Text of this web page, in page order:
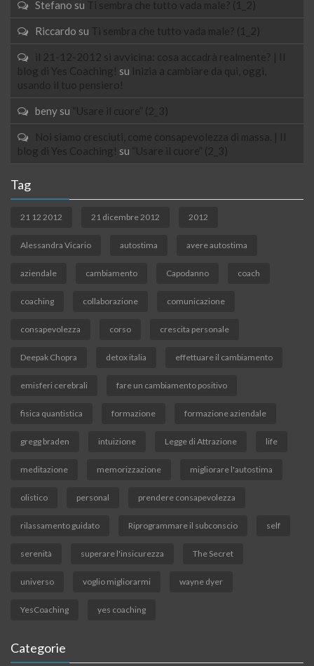
Stefano su Ti sembra che tutto vada male? (1_2)
Riccardo su Ti sembra che tutto vada male? (1_2)
il 21-12-2012 si avvicina: cosa accadrà realmente? | Il
blog di Yes Coaching! su
Inizia a cambiare da qui, oggi,
usando il tuo pensiero!
beny su “Usare il cuore” (2_3)
Noi siamo cresciuti, come consapevolezza di massa. | Il
blog di Yes Coaching! su “Usare il cuore” (2_3)
Tag
21 12 2012 21 dicembre 2012 2012
Alessandra Vicario autostima avere autostima
aziendale cambiamento Capodanno coach
coaching collaborazione comunicazione
consapevolezza corso crescita personale
Deepak Chopra detox italia effettuare il cambiamento
emisferi cerebrali fare un cambiamento positivo
fisica quantistica formazione formazione aziendale
gregg braden intuizione Legge di Attrazione life
meditazione memorizzazione migliorare l'autostima
olistico personal prendere consapevolezza
rilassamento guidato Riprogrammare il subconscio self
serenità superare l'insicurezza The Secret
universo voglio migliorarmi wayne dyer
YesCoaching yes coaching
Categorie